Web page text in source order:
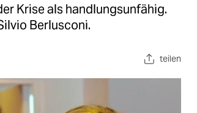
Krise als handlungsunfähig.
Berlusconi.
teilen